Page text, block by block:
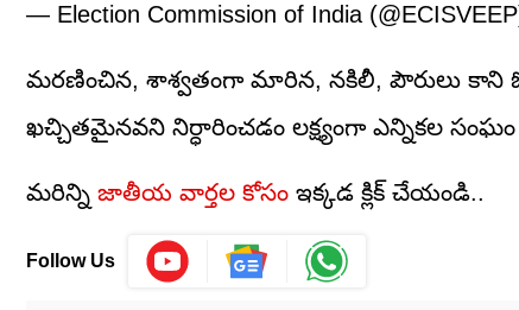
— Election Commission of India
మరణించిన, శాశ్వతంగా మారిన, నకిలీ, పౌరులు కాని
ఖచ్చితమైనవని నిర్ధారించడం లక్ష్యంగా ఎన్నికల సంఘం
మరిన్ని జాతీయ వార్తల కోసం ఇక్కడ క్లిక్ చేయండి..
Follow Us